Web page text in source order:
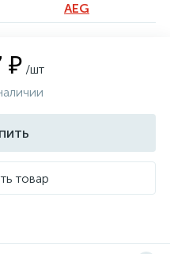
AEG
₽ /шт
товар